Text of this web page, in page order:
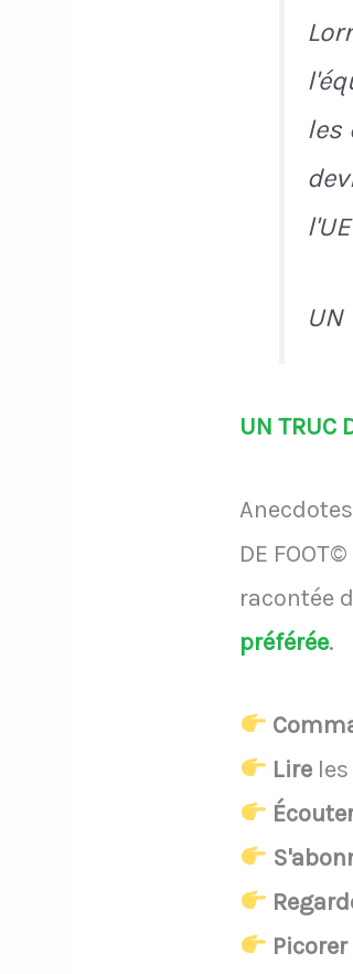
les
UN
UN TRUC
DE
racontée
préférée.
Lire les
Picorer